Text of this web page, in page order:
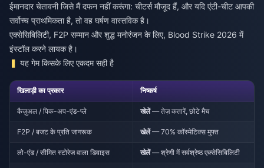
ईमानदार चेतावनी जिसे मैं दफन नहीं करूंगा: चीटर्स मौजूद हैं, और यदि एंटी-चीट आपकी
सर्वोच्च प्राथमिकता है, तो वह घर्षण वास्तविक है।
एक्सेसिबिलिटी, F2P सम्मान और शुद्ध मनोरंजन के लिए, Blood Strike 2026 में
इंस्टॉल करने लायक है।
यह गेम किसके लिए एकदम सही है
खिलाड़ी का प्रकार निष्कर्ष
कैज़ुअल / पिक-अप-एंड-प्ले खेलें— तेज़ कतारें, छोटे मैच
F2P / बजट के प्रति जागरूक खेलें— 70% कॉस्मेटिक्स मुफ्त
लो-एंड / सीमित स्टोरेज वाला डिवाइस खेलें— श्रेणी में सर्वश्रेष्ठ एक्सेसिबिलिटी